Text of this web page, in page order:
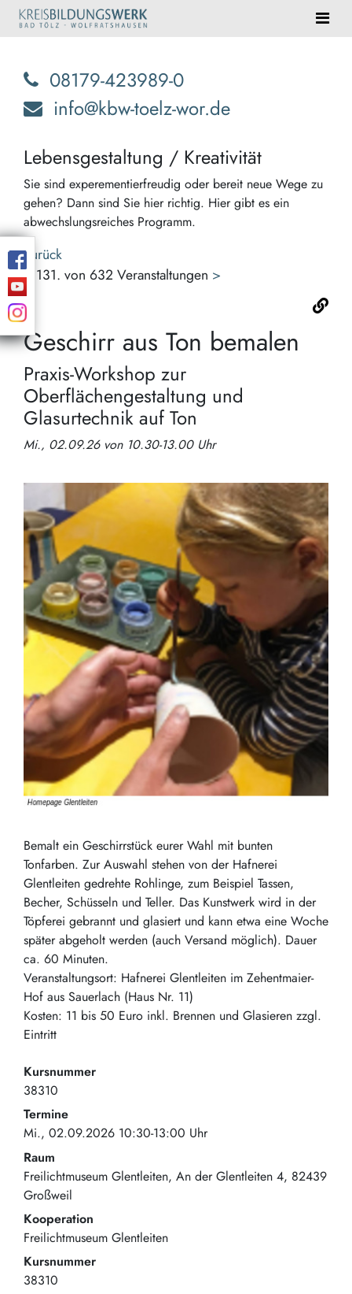
08179-423989-0
info@kbw-toelz-wor.de
Lebensgestaltung / Kreativität
Sie sind experementierfreudig oder bereit neue Wege zu
gehen? Dann sind Sie hier richtig. Hier gibt es ein
abwechslungsreiches Programm.
Zurück
< 131. von 632 Veranstaltungen >
Geschirr aus Ton bemalen
Praxis-Workshop zur
Oberflächengestaltung und
Glasurtechnik auf Ton
Mi., 02.09.26 von 10.30-13.00 Uhr
Bemalt ein Geschirrstück eurer Wahl mit bunten
Tonfarben. Zur Auswahl stehen von der Hafnerei
Glentleiten gedrehte Rohlinge, zum Beispiel Tassen,
Becher, Schüsseln und Teller. Das Kunstwerk wird in der
Töpferei gebrannt und glasiert und kann etwa eine Woche
später abgeholt werden (auch Versand möglich). Dauer
ca. 60 Minuten.
Veranstaltungsort: Hafnerei Glentleiten im Zehentmaier-
Hof aus Sauerlach (Haus Nr. 11)
Kosten: 11 bis 50 Euro inkl. Brennen und Glasieren zzgl.
Eintritt
Kursnummer
38310
Termine
Mi., 02.09.2026 10:30-13:00 Uhr
Raum
Freilichtmuseum Glentleiten An der Glentleiten 4 82439
Großweil
Kooperation
Freilichtmuseum Glentleiten
Kursnummer
38310